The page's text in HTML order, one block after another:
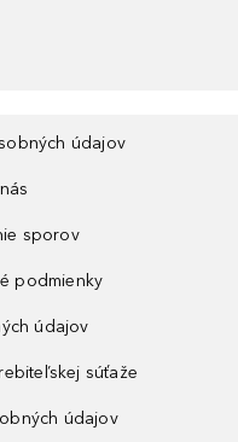
údajov
sporov
podmienky
údajov
súťaže
údajov